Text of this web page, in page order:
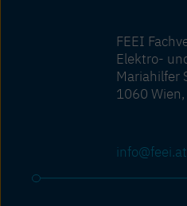
FEEI
Elektro-
Mariahilfer
1060
info@feei.at